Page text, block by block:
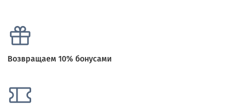
Возвращаем 10% бонусами